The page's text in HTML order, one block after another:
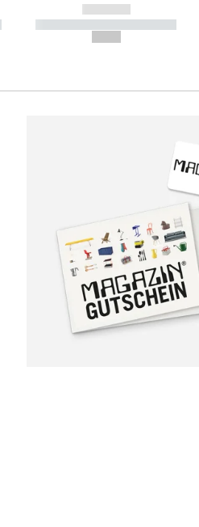
------------
----------- ----------- -----------